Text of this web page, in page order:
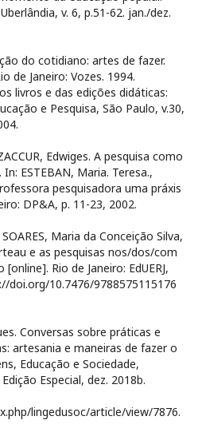
v. 6, p.51-62. jan./dez.
do cotidiano: artes de fazer.
de Janeiro: Vozes. 1994.
livros e das edições didáticas:
e Pesquisa, São Paulo, v.30,
Edwiges. A pesquisa como
ESTEBAN, Maria. Teresa.,
pesquisadora uma práxis
DP&A, p. 11-23, 2002.
Maria da Conceição Silva,
e as pesquisas nos/dos/com
Rio de Janeiro: EdUERJ,
doi.org/10.7476/9788575115176
Conversas sobre práticas e
artesania e maneiras de fazer o
Educação e Sociedade,
Especial, dez. 2018b.
lingedusoc/article/view/7876.